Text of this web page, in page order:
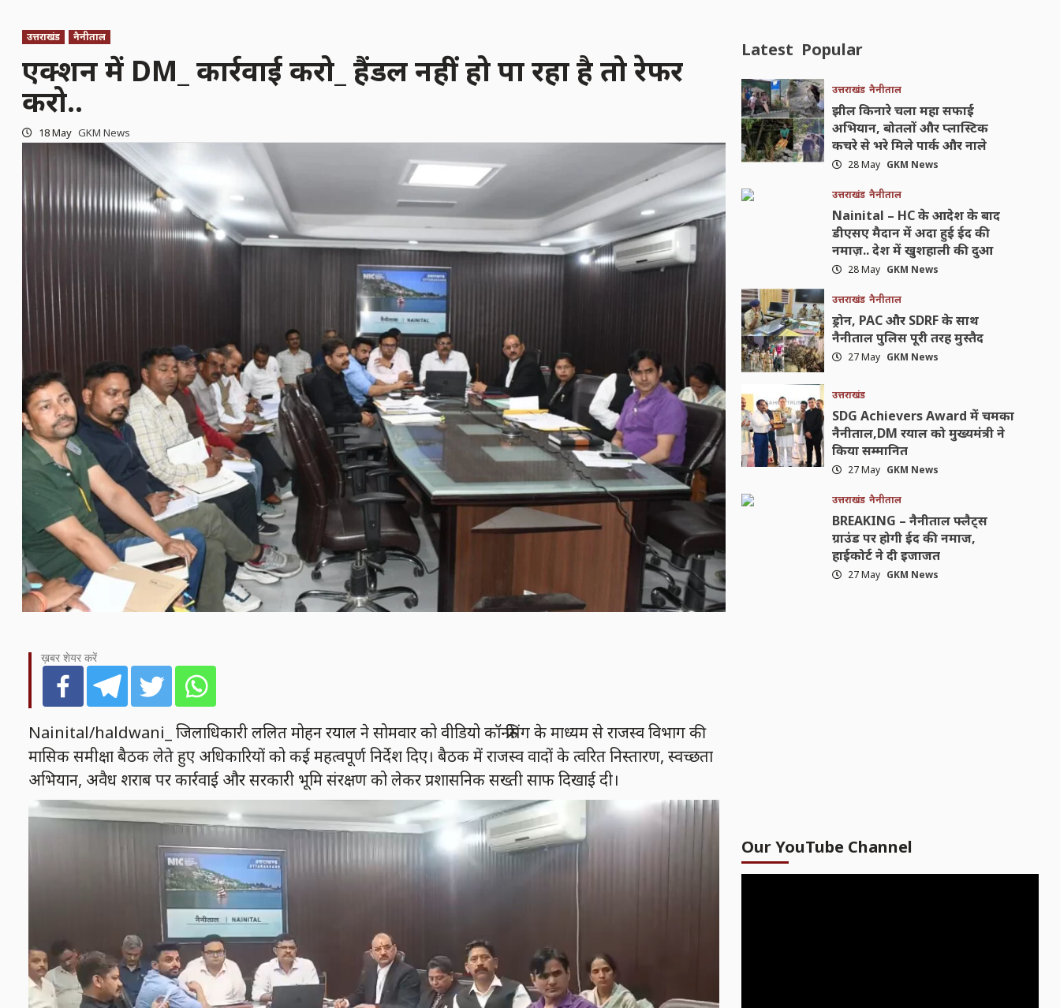
उत्तराखंड नैनीताल
एक्शन में DM_ कार्रवाई करो_ हैंडल नहीं हो पा रहा है तो रेफर
करो..
18 May GKM News
ख़बर शेयर करें
Nainital/haldwani_ जिलाधिकारी ललित मोहन रयाल ने सोमवार को वीडियो कॉन्फ्रेंसिंग के माध्यम से राजस्व विभाग की
मासिक समीक्षा बैठक लेते हुए अधिकारियों को कई महत्वपूर्ण निर्देश दिए। बैठक में राजस्व वादों के त्वरित निस्तारण, स्वच्छता
अभियान, अवैध शराब पर कार्रवाई और सरकारी भूमि संरक्षण को लेकर प्रशासनिक सख्ती साफ दिखाई दी।
Latest Popular
उत्तराखंड नैनीताल
झील किनारे चला महा सफाई
अभियान, बोतलों और प्लास्टिक
कचरे से भरे मिले पार्क और नाले
28 May GKM News
उत्तराखंड नैनीताल
Nainital – HC के आदेश के बाद
डीएसए मैदान में अदा हुई ईद की
नमाज़.. देश में खुशहाली की दुआ
28 May GKM News
उत्तराखंड नैनीताल
ड्रोन, PAC और SDRF के साथ
नैनीताल पुलिस पूरी तरह मुस्तैद
27 May GKM News
उत्तराखंड
SDG Achievers Award में चमका
नैनीताल,DM रयाल को मुख्यमंत्री ने
किया सम्मानित
27 May GKM News
उत्तराखंड नैनीताल
BREAKING – नैनीताल फ्लैट्स
ग्राउंड पर होगी ईद की नमाज,
हाईकोर्ट ने दी इजाजत
27 May GKM News
Our YouTube Channel